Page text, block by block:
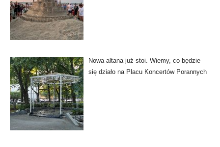
Nowa altana już stoi. Wiemy, co będzie
się działo na Placu Koncertów Porannych